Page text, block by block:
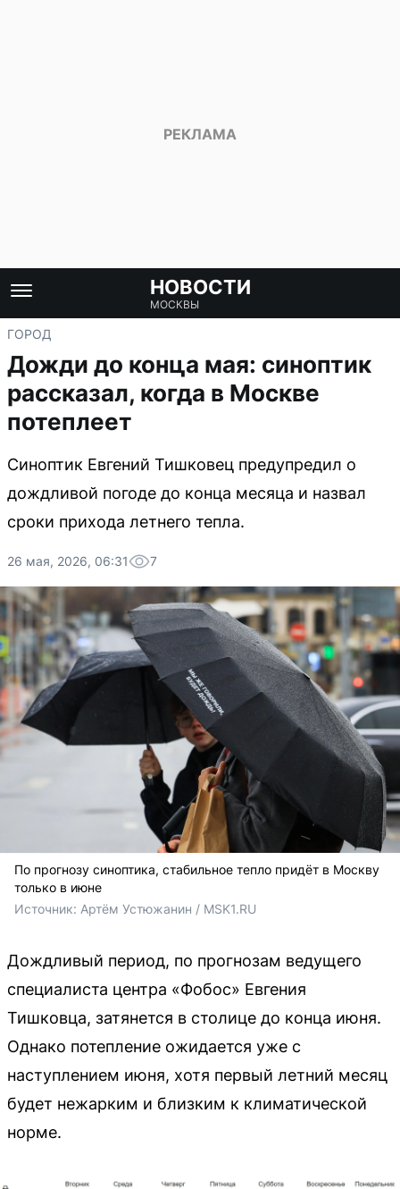
НОВОСТИ
МОСКВЫ
ГОРОД
Дожди до конца мая: синоптик
рассказал, когда в Москве
потеплеет
Синоптик Евгений Тишковец предупредил о
дождливой погоде до конца месяца и назвал
сроки прихода летнего тепла.
26 мая, 2026, 06:31 7
По прогнозу синоптика, стабильное тепло придёт в Москву
только в июне
Источник: Артём Устюжанин / MSK1.RU
Дождливый период, по прогнозам ведущего
специалиста центра «Фобос» Евгения
Тишковца, затянется в столице до конца июня.
Однако потепление ожидается уже с
наступлением июня, хотя первый летний месяц
будет нежарким и близким к климатической
норме.